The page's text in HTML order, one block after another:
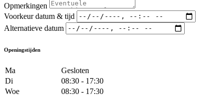
Opmerkingen
Voorkeur datum & tijd
Alternatieve datum
Openingstijden
Ma
Gesloten
Di
08:30 - 17:30
Woe
08:30 - 17:30